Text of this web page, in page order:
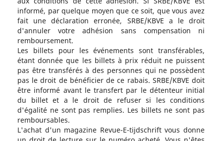
informé, par quelque moyen que ce soit, que vous avez
fait une déclaration erronée, SRBE/KBVE a le droit
d'annuler votre adhésion sans compensation ni
remboursement.
Les billets pour les événements sont transférables,
étant donnée que les billets à prix réduit ne puissent
pas être transférés à des personnes qui ne possèdent
pas le droit de bénéficier de ce rabais. SRBE/KBVE doit
être informé avant le transfert par le détenteur initial
du billet et a le droit de refuser si les conditions
d'égalité ne sont pas remplies. Les billets ne sont pas
remboursables.
L'achat d'un magazine Revue-E-tijdschrift vous donne